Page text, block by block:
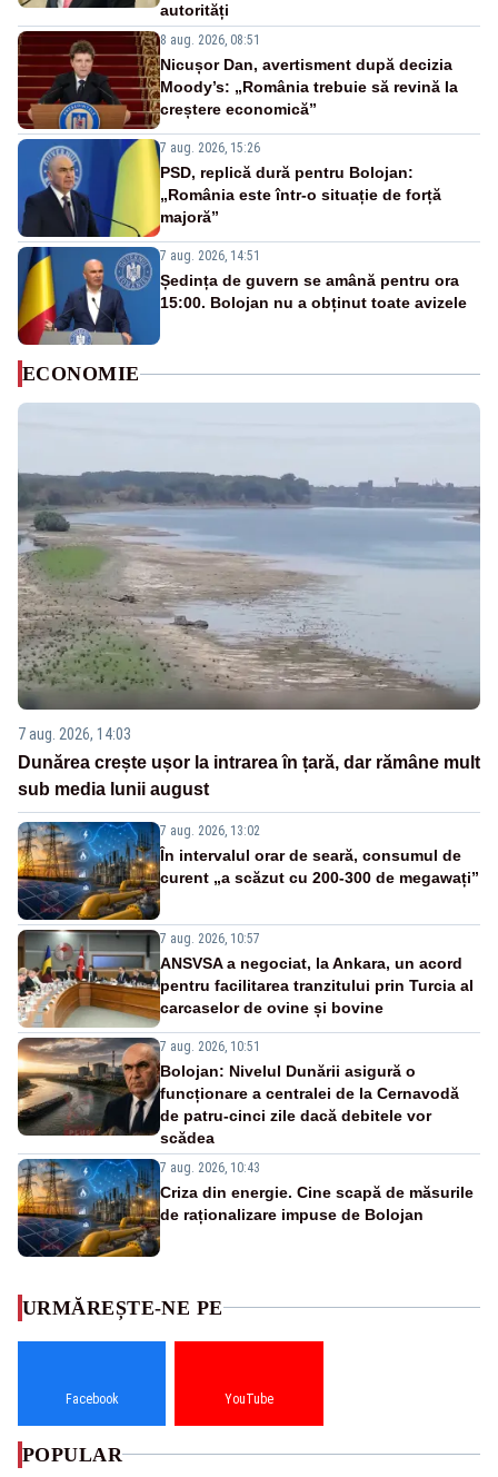
autorități
8 aug. 2026, 08:51
Nicușor Dan, avertisment după decizia
Moody’s: „România trebuie să revină la
creștere economică”
7 aug. 2026, 15:26
PSD, replică dură pentru Bolojan:
„România este într-o situație de forță
majoră”
7 aug. 2026, 14:51
Ședința de guvern se amână pentru ora
15:00. Bolojan nu a obținut toate avizele
ECONOMIE
7 aug. 2026, 14:03
Dunărea crește ușor la intrarea în țară, dar rămâne mult
sub media lunii august
7 aug. 2026, 13:02
În intervalul orar de seară, consumul de
curent „a scăzut cu 200-300 de megawați”
7 aug. 2026, 10:57
ANSVSA a negociat, la Ankara, un acord
pentru facilitarea tranzitului prin Turcia al
carcaselor de ovine și bovine
7 aug. 2026, 10:51
Bolojan: Nivelul Dunării asigură o
funcționare a centralei de la Cernavodă
de patru-cinci zile dacă debitele vor
scădea
7 aug. 2026, 10:43
Criza din energie. Cine scapă de măsurile
de raționalizare impuse de Bolojan
URMĂREȘTE-NE PE
Facebook YouTube
POPULAR